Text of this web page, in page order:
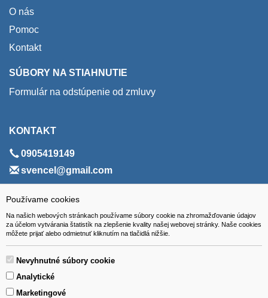
Používame cookies
Na našich webových stránkach používame súbory cookie na zhromažďovanie údajov
za účelom vytvárania štatistík na zlepšenie kvality našej webovej stránky. Naše cookies
môžete prijať alebo odmietnuť kliknutím na tlačidlá nižšie.
Nevyhnutné súbory cookie
Analytické
Marketingové
O nás
Pomoc
Kontakt
SÚBORY NA STIAHNUTIE
Formulár na odstúpenie od zmluvy
KONTAKT
0905419149
svencel@gmail.com
ADRESA
VEST - tech s.r.o.
Hviezdoslavova 280/6, 965 01 Žiar nad Hronom
Slovakia (Slovak Republic)